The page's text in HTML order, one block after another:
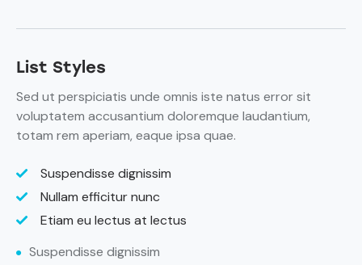
List Styles
Sed ut perspiciatis unde omnis iste natus error sit
voluptatem accusantium doloremque laudantium,
totam rem aperiam, eaque ipsa quae.
Suspendisse dignissim
Nullam efficitur nunc
Etiam eu lectus at lectus
Suspendisse dignissim